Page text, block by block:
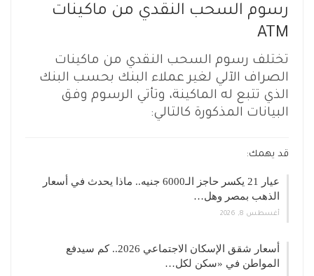
رسوم السحب النقدي من ماكينات
ATM
تختلف رسوم السحب النقدي من ماكينات
الصراف الآلي لغير عملاء البنك بحسب البنك
الذي تتبع له الماكينة، وتأتي الرسوم وفق
البيانات المذكورة كالتالي:
قد يهمك:
عيار 21 يكسر حاجز الـ6000 جنيه.. ماذا يحدث في أسعار
الذهب بمصر وهل…
أغسطس 8, 2026
أسعار شقق الإسكان الاجتماعي 2026.. كم سيدفع
المواطن في «سكن لكل…